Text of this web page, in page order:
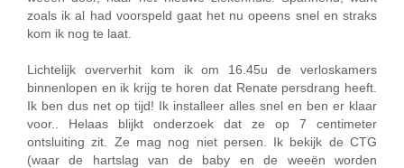
zoals ik al had voorspeld gaat het nu opeens snel en straks
kom ik nog te laat.
Lichtelijk oververhit kom ik om 16.45u de verloskamers
binnenlopen en ik krijg te horen dat Renate persdrang heeft.
Ik ben dus net op tijd! Ik installeer alles snel en ben er klaar
voor.. Helaas blijkt onderzoek dat ze op 7 centimeter
ontsluiting zit. Ze mag nog niet persen. Ik bekijk de CTG
(waar de hartslag van de baby en de weeën worden